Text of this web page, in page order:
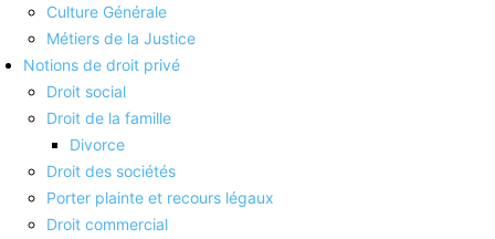
Culture Générale
Métiers de la Justice
Notions de droit privé
Droit social
Droit de la famille
Divorce
Droit des sociétés
Porter plainte et recours légaux
Droit commercial